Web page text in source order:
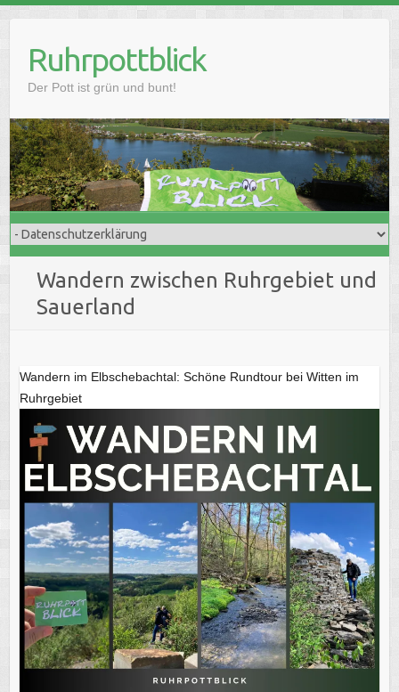
contentRuhrpottblick
Der Pott ist grün und bunt!
Wandern zwischen Ruhrgebiet und
Sauerland
Wandern im Elbschebachtal: Schöne Rundtour bei Witten im
Ruhrgebiet